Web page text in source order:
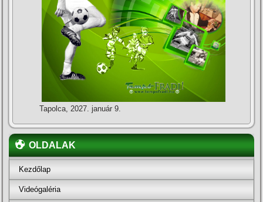
Tapolca, 2027. január 9.
OLDALAK
Kezdőlap
Videógaléria